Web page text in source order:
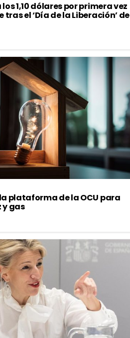
los 1,10 dólares por primera vez
el ‘Día de la Liberación’ de
plataforma de la OCU para
y gas